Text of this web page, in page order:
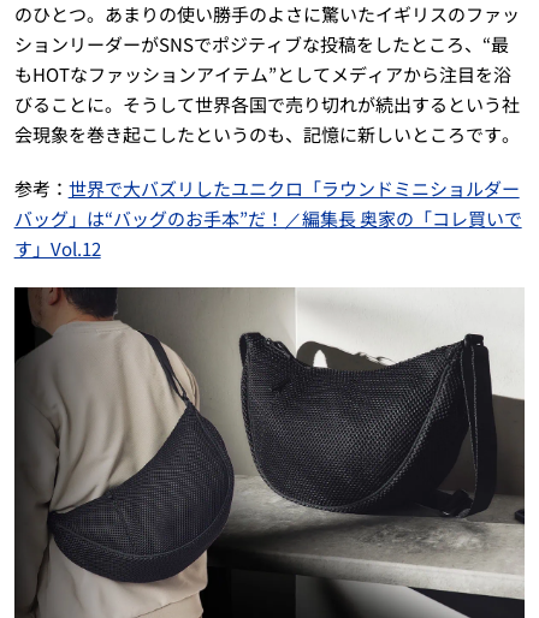
のひとつ。あまりの使い勝手のよさに驚いたイギリスのファッ
ションリーダーがSNSでポジティブな投稿をしたところ、“最
もHOTなファッションアイテム”としてメディアから注目を浴
びることに。そうして世界各国で売り切れが続出するという社
会現象を巻き起こしたというのも、記憶に新しいところです。
参考： 世界で大バズリしたユニクロ「ラウンドミニショルダー
バッグ」は“バッグのお手本”だ！／編集長 奥家の「コレ買いで
す」Vol.12